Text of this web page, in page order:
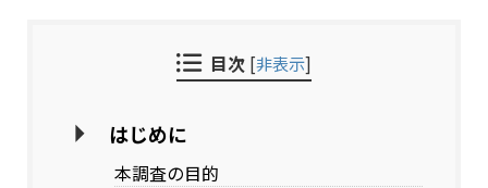
目次 [非表示]
はじめに
本調査の目的